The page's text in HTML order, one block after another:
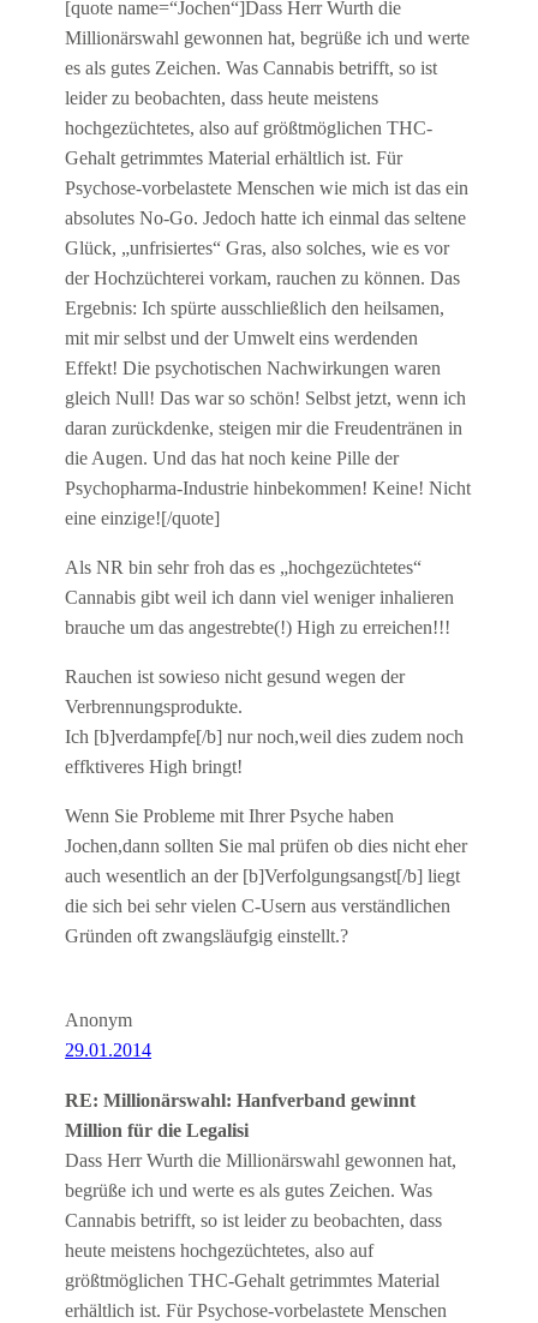
[quote name=“Jochen“]Dass Herr Wurth die
Millionärswahl gewonnen hat, begrüße ich und werte
es als gutes Zeichen. Was Cannabis betrifft, so ist
leider zu beobachten, dass heute meistens
hochgezüchtetes, also auf größtmöglichen THC-
Gehalt getrimmtes Material erhältlich ist. Für
Psychose-vorbelastete Menschen wie mich ist das ein
absolutes No-Go. Jedoch hatte ich einmal das seltene
Glück, „unfrisiertes“ Gras, also solches, wie es vor
der Hochzüchterei vorkam, rauchen zu können. Das
Ergebnis: Ich spürte ausschließlich den heilsamen,
mit mir selbst und der Umwelt eins werdenden
Effekt! Die psychotischen Nachwirkungen waren
gleich Null! Das war so schön! Selbst jetzt, wenn ich
daran zurückdenke, steigen mir die Freudentränen in
die Augen. Und das hat noch keine Pille der
Psychopharma-Industrie hinbekommen! Keine! Nicht
eine einzige![/quote]
Als NR bin sehr froh das es „hochgezüchtetes“
Cannabis gibt weil ich dann viel weniger inhalieren
brauche um das angestrebte(!) High zu erreichen!!!
Rauchen ist sowieso nicht gesund wegen der
Verbrennungsprodukte.
Ich [b]verdampfe[/b] nur noch,weil dies zudem noch
effktiveres High bringt!
Wenn Sie Probleme mit Ihrer Psyche haben
Jochen,dann sollten Sie mal prüfen ob dies nicht eher
auch wesentlich an der [b]Verfolgungsangst[/b] liegt
die sich bei sehr vielen C-Usern aus verständlichen
Gründen oft zwangsläufgig einstellt.?
Anonym
29.01.2014
RE: Millionärswahl: Hanfverband gewinnt
Million für die Legalisi
Dass Herr Wurth die Millionärswahl gewonnen hat,
begrüße ich und werte es als gutes Zeichen. Was
Cannabis betrifft, so ist leider zu beobachten, dass
heute meistens hochgezüchtetes, also auf
größtmöglichen THC-Gehalt getrimmtes Material
erhältlich ist. Für Psychose-vorbelastete Menschen